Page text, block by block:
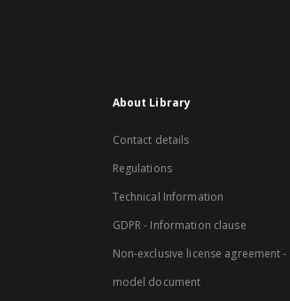
About Library
Contact details
Regulations
Technical Information
GDPR - Information clause
Non-exclusive license agreement -
model document